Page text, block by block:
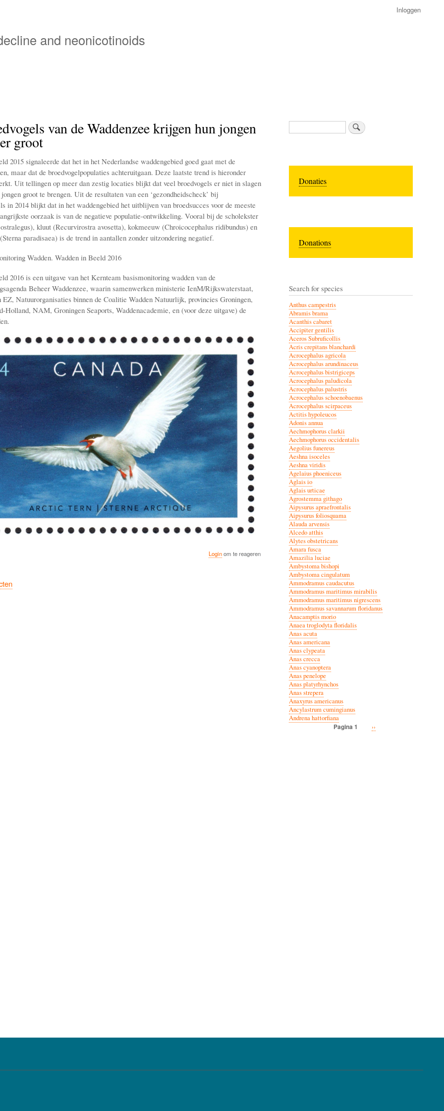
de
Inloggen
and neonicotinoids
van de Waddenzee krijgen hun jongen
groot
2015 signaleerde dat het in het Nederlandse waddengebied goed gaat met de
maar dat de broedvogelpopulaties achteruitgaan. Deze laatste trend is hieronder
Uit tellingen op meer dan zestig locaties blijkt dat veel broedvogels er niet in slagen
groot te brengen. Uit de resultaten van een ‘gezondheidscheck’ bij
in 2014 blijkt dat in het waddengebied het uitblijven van broedsucces voor de meeste
oorzaak is van de negatieve populatie-ontwikkeling. Vooral bij de scholekster
kluut (Recurvirostra avosetta), kokmeeuw (Chroicocephalus ridibundus) en
paradisaea) is de trend in aantallen zonder uitzondering negatief.
Wadden. Wadden in Beeld 2016
2016 is een uitgave van het Kernteam basismonitoring wadden van de
Beheer Waddenzee, waarin samenwerken ministerie IenM/Rijkswaterstaat,
Natuurorganisaties binnen de Coalitie Wadden Natuurlijk, provincies Groningen,
Holland, NAM, Groningen Seaports, Waddenacademie, en (voor deze uitgave) de
Loginom te reageren
Zoeken
Donaties
Donations
Search for species
Anthus campestris
Abramis brama
Acanthis cabaret
Accipiter gentilis
Aceros Subruficollis
Acris crepitans blanchardi
Acrocephalus agricola
Acrocephalus arundinaceus
Acrocephalus bistrigiceps
Acrocephalus paludicola
Acrocephalus palustris
Acrocephalus schoenobaenus
Acrocephalus scirpaceus
Actitis hypoleucos
Adonis annua
Aechmophorus clarkii
Aechmophorus occidentalis
Aegolius funereus
Aeshna isoceles
Aeshna viridis
Agelaius phoeniceus
Aglais io
Aglais urticae
Agrostemma githago
Aipysurus apraefrontalis
Aipysurus foliosquama
Alauda arvensis
Alcedo atthis
Alytes obstetricans
Amara fusca
Amazilia luciae
Ambystoma bishopi
Ambystoma cingulatum
Ammodramus caudacutus
Ammodramus maritimus mirabilis
Ammodramus maritimus nigrescens
Ammodramus savannarum floridanus
Anacamptis morio
Anaea troglodyta floridalis
Anas acuta
Anas americana
Anas clypeata
Anas crecca
Anas cyanoptera
Anas penelope
Anas platyrhynchos
Anas strepera
Anaxyrus americanus
Ancylastrum cumingianus
Andrena hattorfiana
Pagina 1
Volgende
››